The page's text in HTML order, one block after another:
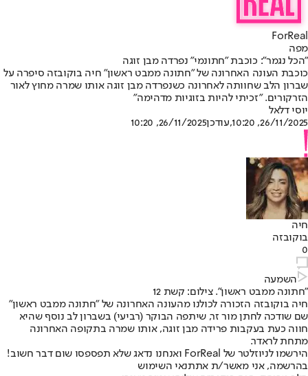
ForReal
מפה
"הכל נגמר": כוכבת "חתונמי" נפרדה מבן זוגה
כוכבת העונה האחרונה של "חתונה ממבט ראשון" חיה בוקובזה סיפרה על
שברון הלב שחוותה לאחרונה כשנפרדה מבן זוגה אותו שמרה מחוץ לאור
הזרקורים. "זכיתי להיות בזוגיות מדהימה"
יוסי דלאל
26/11/2025, 10:20
,עודכן26/11/2025, 10:20
חיה
בוקובזה
0
השמעה
"חתונה ממבט ראשון". צילום: קשת 12
חיה בוקובזה הזכורה לכולנו מהעונה האחרונה של "חתונה ממבט ראשון"
שם שודכה לחתן מור זר, שיתפה הבוקר (רביעי) בשברון לב נוסף שהיא
חווה כעת בעקבות פרידה מבן זוגה, אותו שמרה בתקופה האחרונה
מתחת לראדר.
הירשמו לניוזלטר של ForReal ואנחנו נדאג שלא תפספסו שום דבר חשוב!
בהרשמה, אני מאשר/ת אתתנאי השימוש